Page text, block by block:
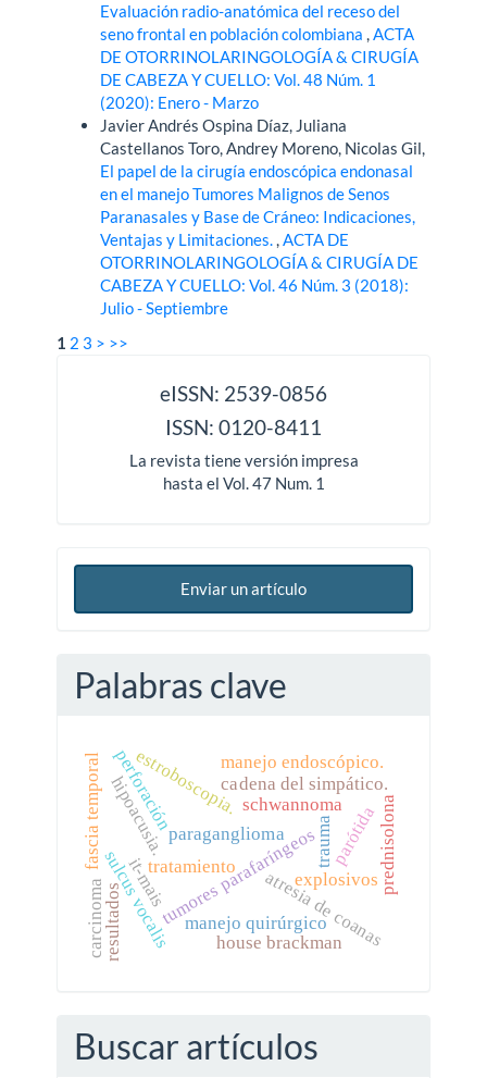
Evaluación radio-anatómica del receso del
seno frontal en población colombiana,ACTA
DE OTORRINOLARINGOLOGÍA & CIRUGÍA
DE CABEZA Y CUELLO: Vol. 48 Núm. 1
(2020): Enero - Marzo
Javier Andrés Ospina Díaz, Juliana
Castellanos Toro, Andrey Moreno, Nicolas Gil,
El papel de la cirugía endoscópica endonasal
en el manejo Tumores Malignos de Senos
Paranasales y Base de Cráneo: Indicaciones,
Ventajas y Limitaciones.,ACTA DE
OTORRINOLARINGOLOGÍA & CIRUGÍA DE
CABEZA Y CUELLO: Vol. 46 Núm. 3 (2018):
Julio - Septiembre
1 2 3 > >>
eISSN: 2539-0856
ISSN: 0120-8411
La revista tiene versión impresa
hasta el Vol. 47 Num. 1
Enviar un artículo
Palabras clave
schwannoma
paraganglioma
tumores parafaríngeos
cadena del simpático.
atresia de coanas
manejo quirúrgico
manejo endoscópico.
perforación
trauma
explosivos
hipoacusia.
sulcus vocalis
fascia temporal estroboscopia.
tratamiento
house brackman
prednisolona
carcinoma
parótida
it-mais
resultados
Buscar artículos